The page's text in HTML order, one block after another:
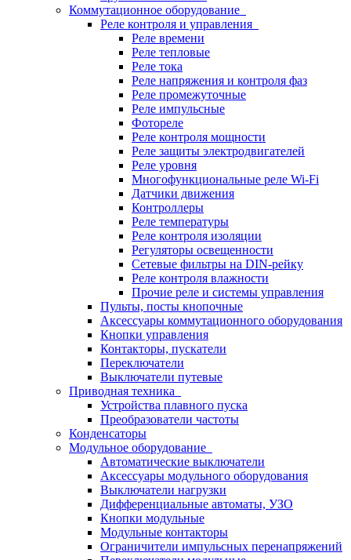
Коммутационное оборудование
Реле контроля и управления
Реле времени
Реле тепловые
Реле тока
Реле напряжения и контроля фаз
Реле промежуточные
Реле импульсные
Фотореле
Реле контроля мощности
Реле защиты электродвигателей
Реле уровня
Многофункциональные реле Wi-Fi
Датчики движения
Контроллеры
Реле температуры
Реле контроля изоляции
Регуляторы освещенности
Сетевые фильтры на DIN-рейку
Реле контроля влажности
Прочие реле и системы управления
Пульты, посты кнопочные
Аксессуары коммутационного оборудования
Кнопки управления
Контакторы, пускатели
Переключатели
Выключатели путевые
Приводная техника
Устройства плавного пуска
Преобразователи частоты
Конденсаторы
Модульное оборудование
Автоматические выключатели
Аксессуары модульного оборудования
Выключатели нагрузки
Дифференциальные автоматы, УЗО
Кнопки модульные
Модульные контакторы
Ограничители импульсных перенапряжений